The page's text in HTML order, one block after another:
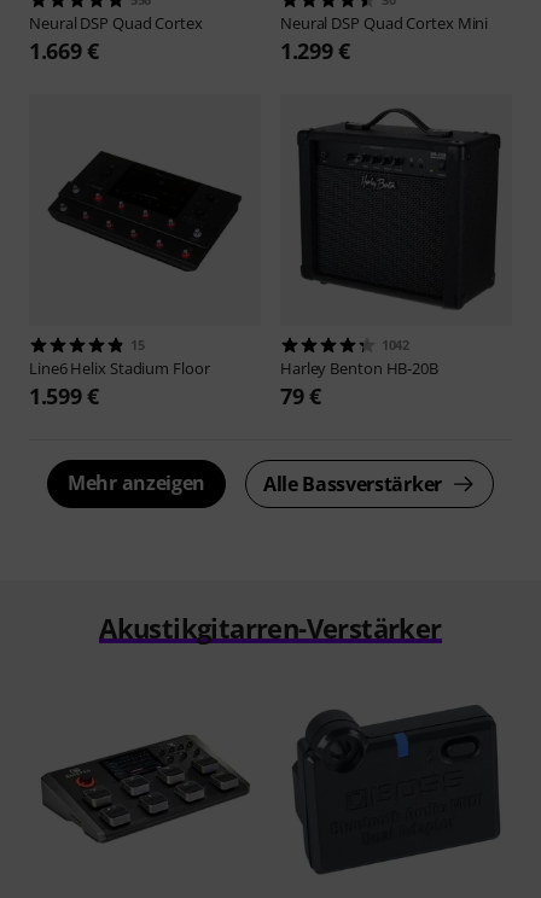
Neural DSP Quad Cortex
1.669 €
Neural DSP Quad Cortex Mini
1.299 €
15
Line6Helix Stadium Floor
1.599 €
1042
Harley Benton HB-20B
79 €
Mehr anzeigen Alle Bassverstärker
Akustikgitarren-Verstärker